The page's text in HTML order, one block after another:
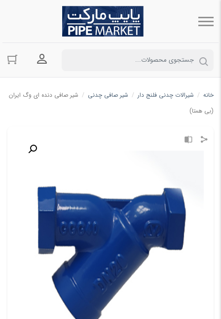
ورود به
خانه / شیرالات چدنی فلنج دار / شیر صافی چدنی / شیر صافی دنده ای وگ ایران
(بی همتا)